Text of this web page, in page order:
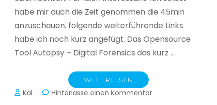
habe mir auch die Zeit genommen die 45min
anzuschauen. folgende weiterführende Links
habe ich noch kurz angefügt. Das Opensource
Tool Autopsy – Digital Forensics das kurz …
WEITERLESEN
Kai Hinterlasse einen Kommentarzu